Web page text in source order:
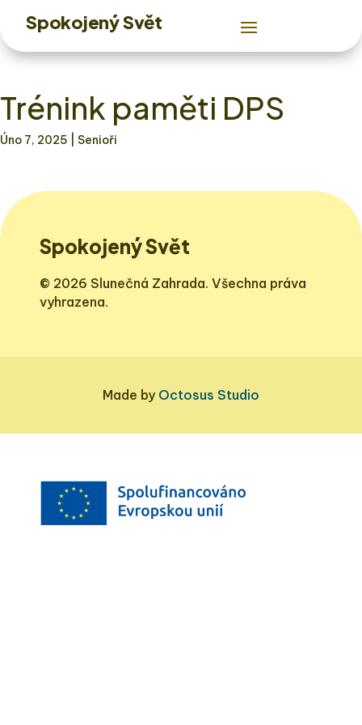
Spokojený Svět
Trénink paměti DPS
Úno 7, 2025 | Senioři
Spokojený Svět
© 2026 Slunečná Zahrada. Všechna práva
vyhrazena.
Made by Octosus Studio